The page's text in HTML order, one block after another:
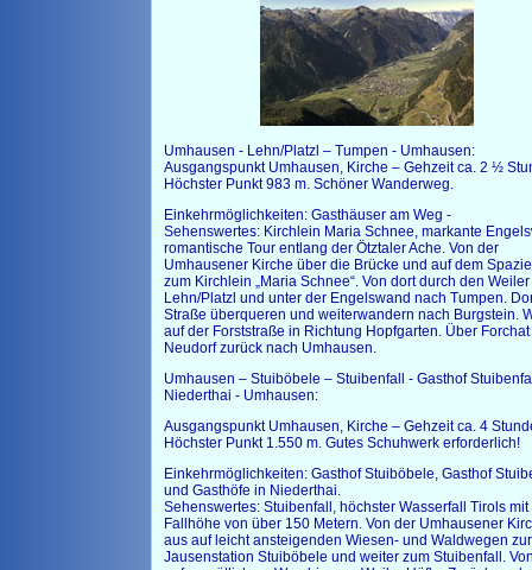
Umhausen - Lehn/Platzl – Tumpen - Umhausen:
Ausgangspunkt Umhausen, Kirche – Gehzeit ca. 2 ½
Höchster Punkt 983 m. Schöner Wanderweg.
Einkehrmöglichkeiten: Gasthäuser am Weg -
Sehenswertes: Kirchlein Maria Schnee, markante
romantische Tour entlang der Ötztaler Ache. Von der
Umhausener Kirche über die Brücke und auf dem
zum Kirchlein „Maria Schnee“. Von dort durch den Weiler
Lehn/Platzl und unter der Engelswand nach Tumpen.
Straße überqueren und weiterwandern nach Burgstein.
auf der Forststraße in Richtung Hopfgarten. Über
Neudorf zurück nach Umhausen.
Umhausen – Stuiböbele – Stuibenfall - Gasthof
Niederthai - Umhausen:
Ausgangspunkt Umhausen, Kirche – Gehzeit ca. 4
Höchster Punkt 1.550 m. Gutes Schuhwerk erforderlich!
Einkehrmöglichkeiten: Gasthof Stuiböbele, Gasthof
und Gasthöfe in Niederthai.
Sehenswertes: Stuibenfall, höchster Wasserfall Tirols mit
Fallhöhe von über 150 Metern. Von der Umhausener
aus auf leicht ansteigenden Wiesen- und Waldwegen zur
Jausenstation Stuiböbele und weiter zum Stuibenfall.